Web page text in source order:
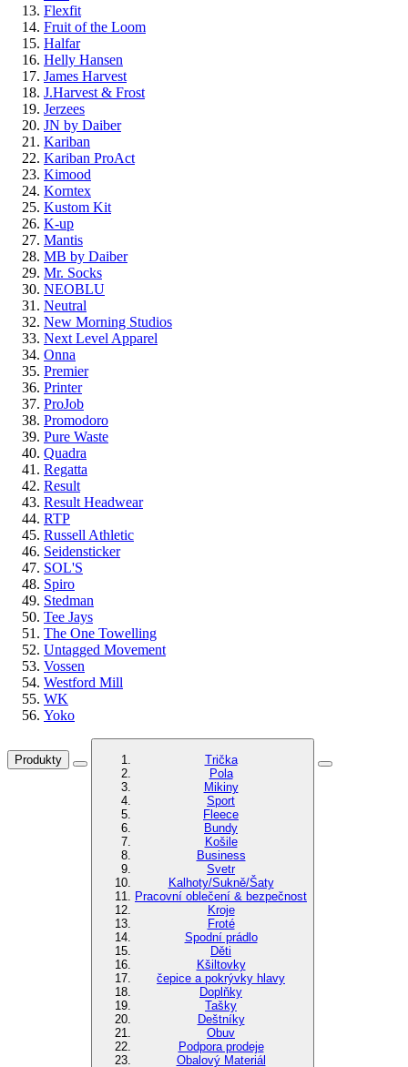
Flexfit
Fruit of the Loom
Halfar
Helly Hansen
James Harvest
J.Harvest & Frost
Jerzees
JN by Daiber
Kariban
Kariban ProAct
Kimood
Korntex
Kustom Kit
K-up
Mantis
MB by Daiber
Mr. Socks
NEOBLU
Neutral
New Morning Studios
Next Level Apparel
Onna
Premier
Printer
ProJob
Promodoro
Pure Waste
Quadra
Regatta
Result
Result Headwear
RTP
Russell Athletic
Seidensticker
SOL'S
Spiro
Stedman
Tee Jays
The One Towelling
Untagged Movement
Vossen
Westford Mill
WK
Yoko
Produkty
Trička
Pola
Mikiny
Sport
Fleece
Bundy
Košile
Business
Svetr
Kalhoty/Sukně/Šaty
Pracovní oblečení & bezpečnost
Kroje
Froté
Spodní prádlo
Děti
Kšiltovky
čepice a pokrývky hlavy
Doplňky
Tašky
Deštníky
Obuv
Podpora prodeje
Obalový Materiál